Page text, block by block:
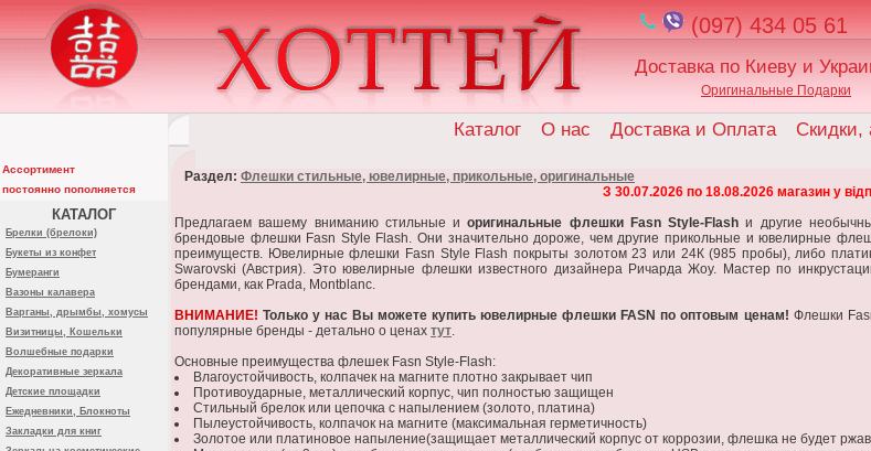
(097) 434 05 61
Доставка по Киеву и
Оригинальные Подарки
Ассортимент
постоянно пополняется
КАТАЛОГ
Брелки (брелоки)
Букеты из конфет
Бумеранги
Вазоны калавера
Варганы, дрымбы, хомусы
Визитницы, Кошельки
Волшебные подарки
Декоративные зеркала
Детские площадки
Ежедневники, Блокноты
Закладки для книг
Каталог О нас Доставка и Оплата Скидки,
Раздел: Флешки стильные, ювелирные, прикольные, оригинальные
З 30.07.2026 по 18.08.2026 магазин у
Предлагаем вашему вниманию стильные иоригинальные флешки Fasn Style-Flash и другие
брендовые флешки Fasn Style Flash. Они значительно дороже, чем другие прикольные и ювелирные
преимуществ. Ювелирные флешки Fasn Style Flash покрыты золотом 23 или 24К (985 пробы), либо
Swarovski (Австрия). Это ювелирные флешки известного дизайнера Ричарда Жоу. Мастер по
брендами, как Prada, Montblanc.
ВНИМАНИЕ! Только у нас Вы можете купить ювелирные флешки FASN по оптовым ценам! Флешки
популярные бренды - детально о ценах тут.
Основные преимущества флешек Fasn Style-Flash:
Влагоустойчивость, колпачек на магните плотно закрывает чип
Противоударные, металлический корпус, чип полностью защищен
Стильный брелок или цепочка с напылением (золото, платина)
Пылеустойчивость, колпачок на магните (максимальная герметичность)
Золотое или платиновое напыление(защищает металлический корпус от коррозии, флешка не будет